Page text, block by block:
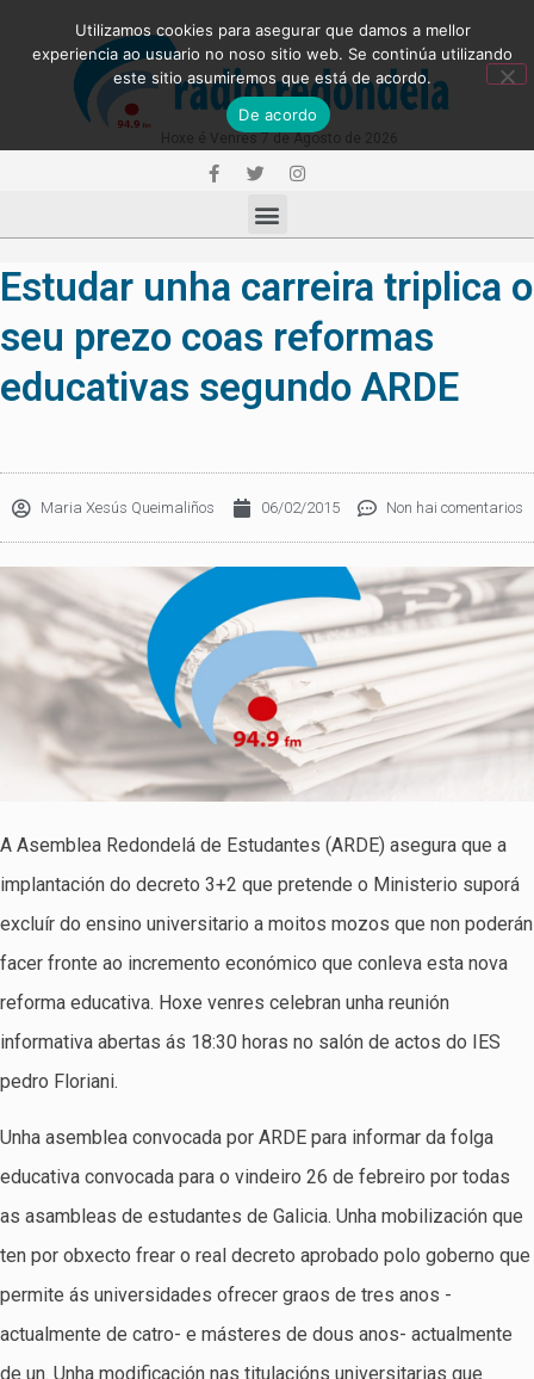
Estudar unha carreira triplica o
seu prezo coas reformas
educativas segundo ARDE
Maria Xesús Queimaliños 06/02/2015 Non hai comentarios
A Asemblea Redondelá de Estudantes (ARDE) asegura que a
implantación do decreto 3+2 que pretende o Ministerio suporá
excluír do ensino universitario a moitos mozos que non poderán
facer fronte ao incremento económico que conleva esta nova
reforma educativa. Hoxe venres celebran unha reunión
informativa abertas ás 18:30 horas no salón de actos do IES
pedro Floriani.
Unha asemblea convocada por ARDE para informar da folga
educativa convocada para o vindeiro 26 de febreiro por todas
as asambleas de estudantes de Galicia. Unha mobilización que
ten por obxecto frear o real decreto aprobado polo goberno que
permite ás universidades ofrecer graos de tres anos -
actualmente de catro- e másteres de dous anos- actualmente
de un. Unha modificación nas titulacións universitarias que
Utilizamos cookies para asegurar que damos a mellor
experiencia ao usuario no noso sitio web. Se continúa utilizando
este sitio asumiremos que está de acordo.
De acordo